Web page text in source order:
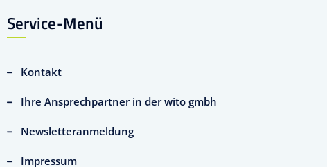
Service-Menü
Kontakt
Ihre Ansprechpartner in der wito gmbh
Newsletteranmeldung
Impressum